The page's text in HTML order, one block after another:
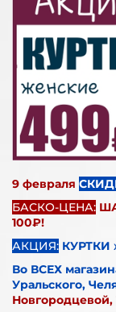
9 февраля
БАСКО-ЦЕНА:
100₽!
АКЦИЯ: КУРТКИ
Во ВСЕХ
Уральского,
Новгородцевой,